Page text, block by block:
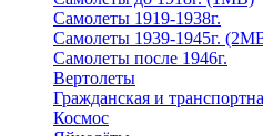
Самолеты 1919-1938г.
Самолеты 1939-1945г.
Самолеты после 1946г.
Вертолеты
Гражданская и
Космос